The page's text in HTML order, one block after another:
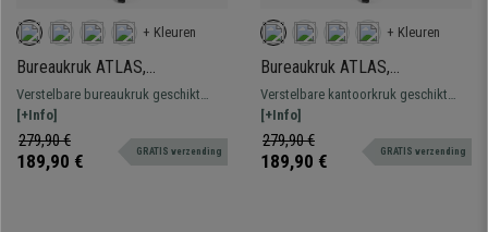
+ Kleuren
Bureaukruk ATLAS,
Verstelbare rugleuning, Dikke
Vulling, in Blauwe Stof
Verstelbare bureaukruk geschikt
voor professioneel gebruik.
Robuust, resistent en comfortabel.
[+Info]
279,90 €
189,90 € GRATIS verzending
+ Kleuren
Bureaukruk ATLAS,
Verstelbare rugleuning, Dikke
Vulling, in Grijs Leder
Verstelbare kantoorkruk geschikt
voor langdurig professioneel
gebruik. Stevig, resistent en
comfortabel.
[+Info]
279,90 €
189,90 € GRATIS verzending